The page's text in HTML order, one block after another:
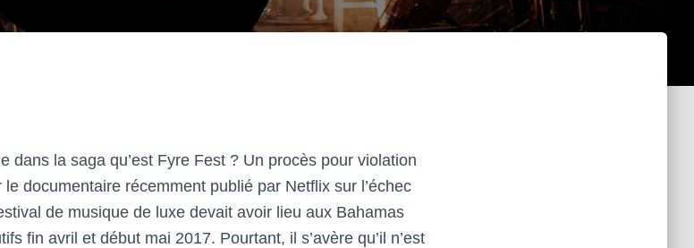
dans la saga qu’est Fyre Fest ? Un procès pour violation
documentaire récemment publié par Netflix sur l’échec
de musique de luxe devait avoir lieu aux Bahamas
fin avril et début mai 2017. Pourtant, il s’avère qu’il n’est